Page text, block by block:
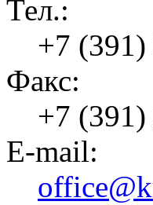
Тел.:
+7
Факс:
+7
E-mail: